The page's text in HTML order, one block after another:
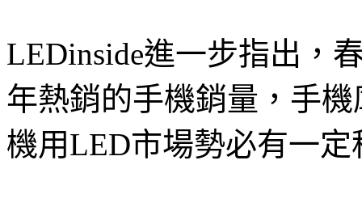
LEDinside進一步指出，
年熱銷的手機銷量，手
機用LED市場勢必有一定